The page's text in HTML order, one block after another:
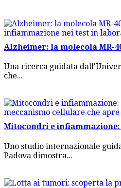
Alzheimer: la molecola MR-
Una ricerca guidata
che...
Mitocondri e
Uno studio internazionale
Padova dimostra...